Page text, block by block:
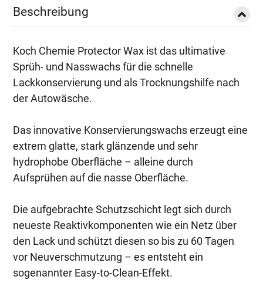
|
10L
Menge
Beschreibung
Koch Chemie Protector Wax ist das ultimative
Sprüh- und Nasswachs für die schnelle
Lackkonservierung und als Trocknungshilfe nach
der Autowäsche.
Das innovative Konservierungswachs erzeugt eine
extrem glatte, stark glänzende und sehr
hydrophobe Oberfläche – alleine durch
Aufsprühen auf die nasse Oberfläche.
Die aufgebrachte Schutzschicht legt sich durch
neueste Reaktivkomponenten wie ein Netz über
den Lack und schützt diesen so bis zu 60 Tagen
vor Neuverschmutzung – es entsteht ein
sogenannter Easy-to-Clean-Effekt.